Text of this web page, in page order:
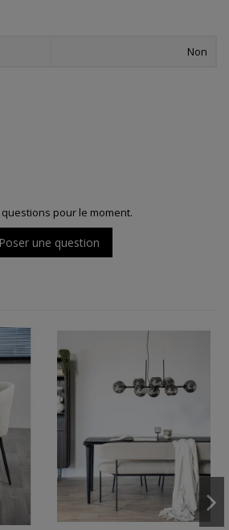
Non
questions pour le moment.
Poser une question